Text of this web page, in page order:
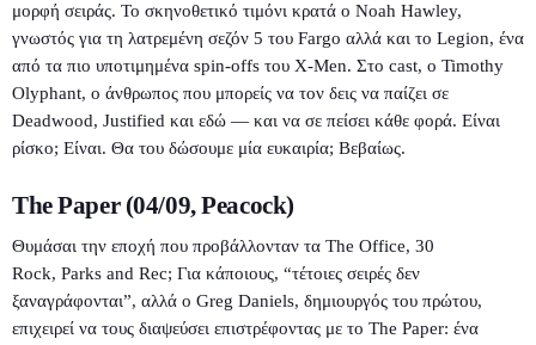
μορφή σειράς. Το σκηνοθετικό τιμόνι κρατά ο Noah Hawley,
γνωστός για τη λατρεμένη σεζόν 5 του Fargo αλλά και το Legion, ένα
από τα πιο υποτιμημένα spin-offs του X-Men. Στο cast, ο Timothy
Olyphant, ο άνθρωπος που μπορείς να τον δεις να παίζει σε
Deadwood, Justified και εδώ — και να σε πείσει κάθε φορά. Είναι
ρίσκο; Είναι. Θα του δώσουμε μία ευκαιρία; Βεβαίως.
The Paper (04/09, Peacock)
Θυμάσαι την εποχή που προβάλλονταν τα The Office, 30
Rock, Parks and Rec; Για κάποιους, “τέτοιες σειρές δεν
ξαναγράφονται”, αλλά ο Greg Daniels, δημιουργός του πρώτου,
επιχειρεί να τους διαψεύσει επιστρέφοντας με το The Paper: ένα